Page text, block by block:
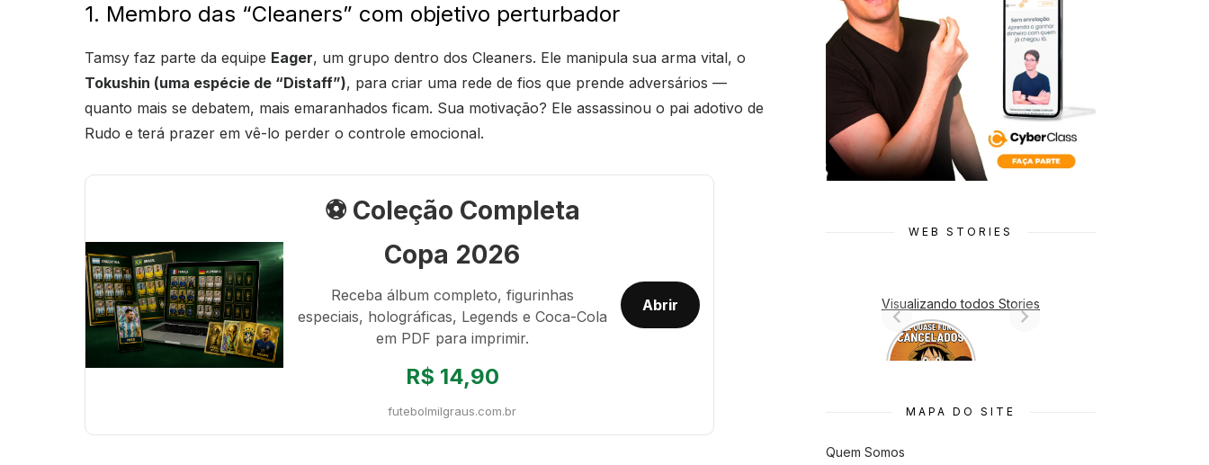
1. Membro das “Cleaners” com objetivo perturbador
Tamsy faz parte da equipe Eager, um grupo dentro dos Cleaners. Ele manipula sua arma vital, o
Tokushin (uma espécie de “Distaff”), para criar uma rede de fios que prende adversários —
quanto mais se debatem, mais emaranhados ficam. Sua motivação? Ele assassinou o pai adotivo de
Rudo e terá prazer em vê-lo perder o controle emocional.
⚽ Coleção Completa
Copa 2026
Receba álbum completo, figurinhas
especiais, holográficas, Legends e Coca-Cola
em PDF para imprimir.
R$ 14,90
futebolmilgraus.com.br
Abrir
WEB STORIES
Visualizando todos Stories
7 Animes
que quase
MAPA DO SITE
Quem Somos